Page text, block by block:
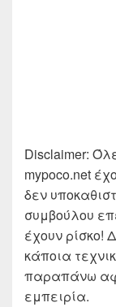
Disclaimer:
mypoco.net
δεν
συμβούλου
έχουν ρίσκο!
κάποια
παραπάνω
εμπειρία.